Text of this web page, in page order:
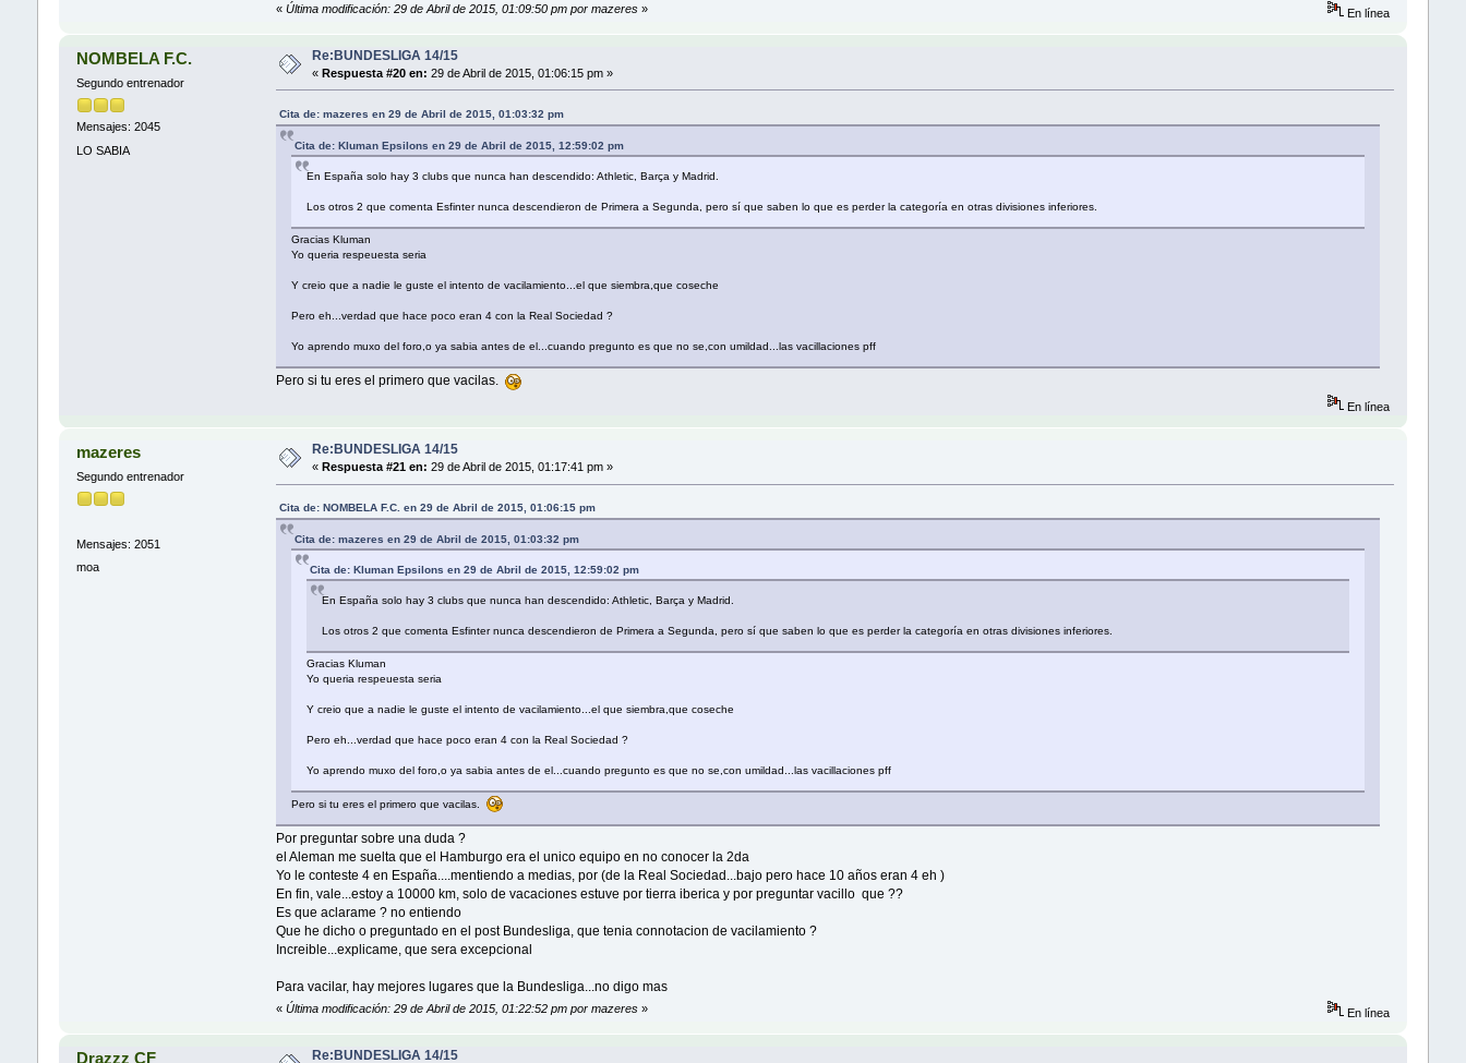
«Última modificación: 29 de Abril de 2015, 01:09:50 pm por mazeres » En línea
NOMBELA F.C.
Segundo entrenador
Mensajes: 2045
LO SABIA
Re:BUNDESLIGA 14/15
« Respuesta #20 en: 29 de Abril de 2015, 01:06:15 pm »
Cita de: mazeres en 29 de Abril de 2015, 01:03:32 pm
Cita de: Kluman Epsilons en 29 de Abril de 2015, 12:59:02 pm
En España solo hay 3 clubs que nunca han descendido: Athletic, Barça y Madrid.
Los otros 2 que comenta Esfinter nunca descendieron de Primera a Segunda, pero sí que saben lo que es perder la categoría en otras divisiones inferiores.
Gracias Kluman
Yo queria respeuesta seria
Y creio que a nadie le guste el intento de vacilamiento...el que siembra,que coseche
Pero eh...verdad que hace poco eran 4 con la Real Sociedad ?
Yo aprendo muxo del foro,o ya sabia antes de el...cuando pregunto es que no se,con umildad...las vacillaciones pff
Pero si tu eres el primero que vacilas.
En línea
mazeres
Segundo entrenador
Mensajes: 2051
moa
Re:BUNDESLIGA 14/15
« Respuesta #21 en: 29 de Abril de 2015, 01:17:41 pm »
Cita de: NOMBELA F.C. en 29 de Abril de 2015, 01:06:15 pm
Cita de: mazeres en 29 de Abril de 2015, 01:03:32 pm
Cita de: Kluman Epsilons en 29 de Abril de 2015, 12:59:02 pm
En España solo hay 3 clubs que nunca han descendido: Athletic, Barça y Madrid.
Los otros 2 que comenta Esfinter nunca descendieron de Primera a Segunda, pero sí que saben lo que es perder la categoría en otras divisiones inferiores.
Gracias Kluman
Yo queria respeuesta seria
Y creio que a nadie le guste el intento de vacilamiento...el que siembra,que coseche
Pero eh...verdad que hace poco eran 4 con la Real Sociedad ?
Yo aprendo muxo del foro,o ya sabia antes de el...cuando pregunto es que no se,con umildad...las vacillaciones pff
Pero si tu eres el primero que vacilas.
Por preguntar sobre una duda ?
el Aleman me suelta que el Hamburgo era el unico equipo en no conocer la 2da
Yo le conteste 4 en España....mentiendo a medias, por (de la Real Sociedad...bajo pero hace 10 años eran 4 eh )
En fin, vale...estoy a 10000 km, solo de vacaciones estuve por tierra iberica y por preguntar vacillo que ??
Es que aclarame ? no entiendo
Que he dicho o preguntado en el post Bundesliga, que tenia connotacion de vacilamiento ?
Increible...explicame, que sera excepcional
Para vacilar, hay mejores lugares que la Bundesliga...no digo mas
«Última modificación: 29 de Abril de 2015, 01:22:52 pm por mazeres » En línea
Drazzz CF Re:BUNDESLIGA 14/15